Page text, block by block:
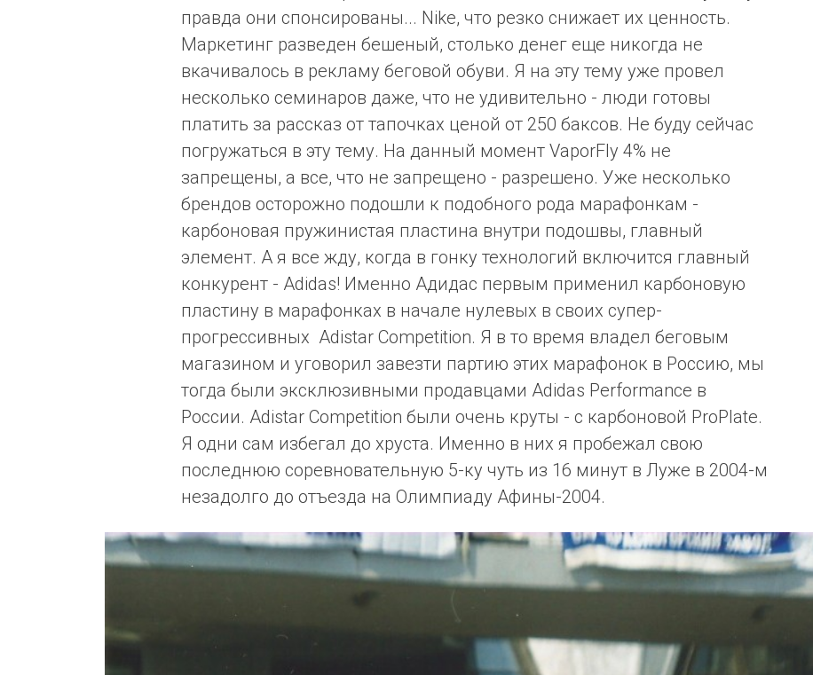
правда они спонсированы... Nike, что резко снижает их ценность.
Маркетинг разведен бешеный, столько денег еще никогда не
вкачивалось в рекламу беговой обуви. Я на эту тему уже провел
несколько семинаров даже, что не удивительно - люди готовы
платить за рассказ от тапочках ценой от 250 баксов. Не буду сейчас
погружаться в эту тему. На данный момент VaporFly 4% не
запрещены, а все, что не запрещено - разрешено. Уже несколько
брендов осторожно подошли к подобного рода марафонкам -
карбоновая пружинистая пластина внутри подошвы, главный
элемент. А я все жду, когда в гонку технологий включится главный
конкурент - Adidas! Именно Адидас первым применил карбоновую
пластину в марафонках в начале нулевых в своих супер-
прогрессивных Adistar Competition. Я в то время владел беговым
магазином и уговорил завезти партию этих марафонок в Россию, мы
тогда были эксклюзивными продавцами Adidas Performance в
России. Adistar Competition были очень круты - с карбоновой ProPlate.
Я одни сам избегал до хруста. Именно в них я пробежал свою
последнюю соревновательную 5-ку чуть из 16 минут в Луже в 2004-м
незадолго до отъезда на Олимпиаду Афины-2004.